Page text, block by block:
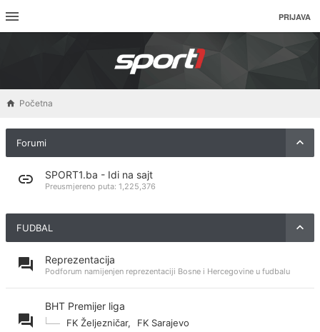
PRIJAVA
Početna
Forumi
SPORT1.ba - Idi na sajt
Preusmjereno puta: 1,225,376
FUDBAL
Reprezentacija
Podforum namijenjen reprezentaciji Bosne i Hercegovine u fudbalu
BHT Premijer liga
FK Željezničar, FK Sarajevo